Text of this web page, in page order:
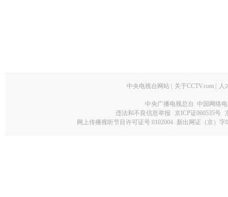
中央电视台网站 关于CCTV.com 人
中央广播电视总台 中国网络
违法和不良信息举报
京ICP证060535号
网上传播视听节目许可证号 0102004 新出网证（京）